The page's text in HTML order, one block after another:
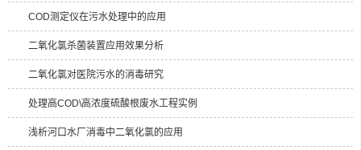
COD测定仪在污水处理中的应用
二氧化氯杀菌装置应用效果分析
二氧化氯对医院污水的消毒研究
处理高COD\高浓度硫酸根废水工程实例
浅析河口水厂消毒中二氧化氯的应用